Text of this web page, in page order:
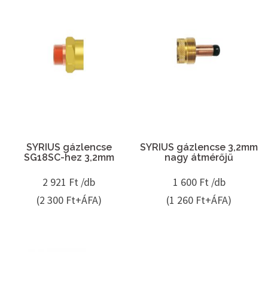
SYRIUS gázlencse
SG18SC-hez 3,2mm
2 921 Ft /db
(2 300 Ft+ÁFA)
SYRIUS gázlencse 3,2mm
nagy átmérőjű
1 600 Ft /db
(1 260 Ft+ÁFA)